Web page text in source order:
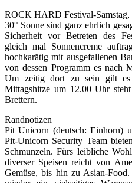
ROCK HARD Festival-Samstag,
30° Sonne sind ganz ehrlich
Sicherheit vor Betreten des
gleich mal Sonnencreme
hochkarätig mit ausgefallenen
von dessen Programm es nach
Um zeitig dort zu sein gilt es
Mittagshitze um 12.00 Uhr
Brettern.
Randnotizen
Pit Unicorn (deutsch: Einhorn)
Pit-Unicorn Security Team
Schmunzeln. Fürs leibliche
diverser Speisen reicht von
Gemüse, bis hin zu Asian-